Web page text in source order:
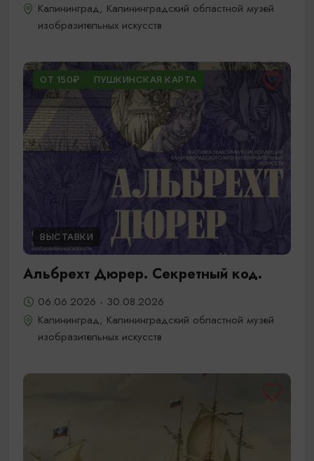
Калининград, Калининградский областной музей
изобразительных искусств
ОТ 150₽ ПУШКИНСКАЯ КАРТА
ВЫСТАВКИ
Альбрехт Дюрер. Секретный код.
06.06.2026 - 30.08.2026
Калининград, Калининградский областной музей
изобразительных искусств